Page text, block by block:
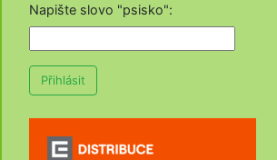
Napište slovo "psisko":
Přihlásit